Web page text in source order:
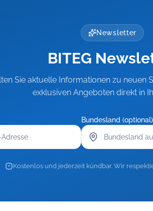
Newsletter
BITEG
Sie aktuelle Informationen zu neuen
exklusiven Angeboten direkt in
Bundesland (optional)
Kostenlos und jederzeit kündbar. Wir